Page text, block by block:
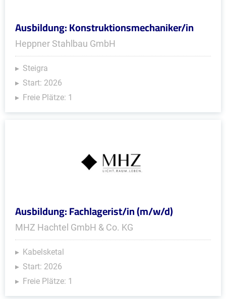
Ausbildung: Konstruktionsmechaniker/in
Heppner Stahlbau GmbH
Steigra
Start: 2026
Freie Plätze: 1
Ausbildung: Fachlagerist/in (m/w/d)
MHZ Hachtel GmbH & Co. KG
Kabelsketal
Start: 2026
Freie Plätze: 1